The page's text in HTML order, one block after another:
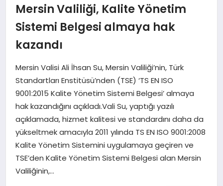
DÜNYA
SIYASET
EKONOMI
MERSIN
EĞITIM
İLETIŞIM
Mersin Valiliği, Kalite Yönetim
Sistemi Belgesi almaya hak
kazandı
Mersin Valisi Ali İhsan Su, Mersin Valiliği’nin, Türk
Standartları Enstitüsü’nden (TSE) ‘TS EN ISO
9001:2015 Kalite Yönetim Sistemi Belgesi’ almaya
hak kazandığını açıkladı.Vali Su, yaptığı yazılı
açıklamada, hizmet kalitesi ve standardını daha da
yükseltmek amacıyla 2011 yılında TS EN ISO 9001:2008
Kalite Yönetim Sistemini uygulamaya geçiren ve
TSE’den Kalite Yönetim Sistemi Belgesi alan Mersin
Valiliğinin,…